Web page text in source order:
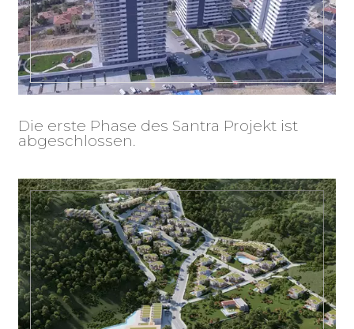
Die erste Phase des Santra Projekt ist
abgeschlossen.